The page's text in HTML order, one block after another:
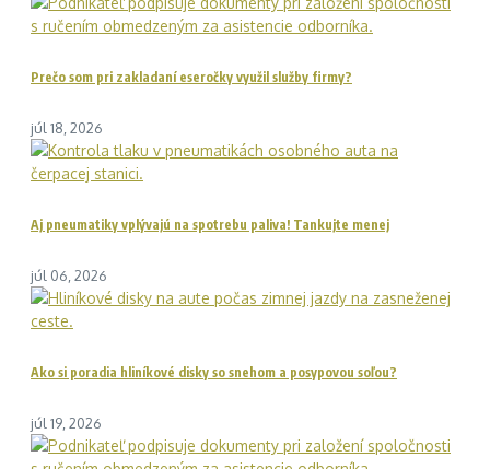
Prečo som pri zakladaní eseročky využil služby firmy?
júl 18, 2026
Aj pneumatiky vplývajú na spotrebu paliva! Tankujte menej
júl 06, 2026
Ako si poradia hliníkové disky so snehom a posypovou soľou?
júl 19, 2026